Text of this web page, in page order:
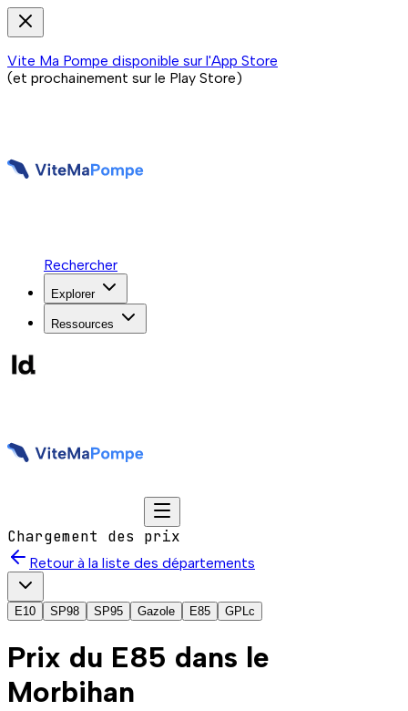
Vite Ma Pompe disponible sur l'App Store
(et prochainement sur le Play Store)
Rechercher
Explorer
Ressources
Chargement des prix
Retour à la liste des départements
E10 SP98 SP95 Gazole E85 GPLc
Prix du E85 dans le
Morbihan